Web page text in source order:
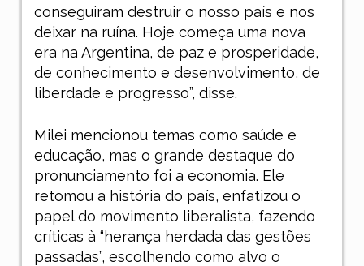
conseguiram destruir o nosso país e nos
deixar na ruína. Hoje começa uma nova
era na Argentina, de paz e prosperidade,
de conhecimento e desenvolvimento, de
liberdade e progresso”, disse.
Milei mencionou temas como saúde e
educação, mas o grande destaque do
pronunciamento foi a economia. Ele
retomou a história do país, enfatizou o
papel do movimento liberalista, fazendo
críticas à “herança herdada das gestões
passadas”, escolhendo como alvo o